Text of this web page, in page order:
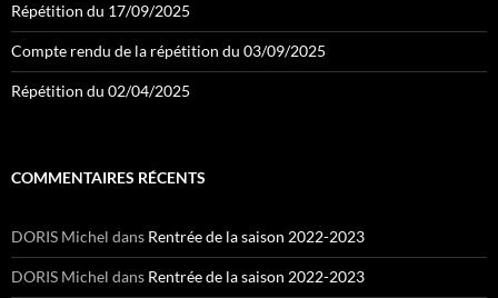
Répétition du 17/09/2025
Compte rendu de la répétition du 03/09/2025
Répétition du 02/04/2025
COMMENTAIRES RÉCENTS
DORIS Michel dans Rentrée de la saison 2022-2023
DORIS Michel dans Rentrée de la saison 2022-2023